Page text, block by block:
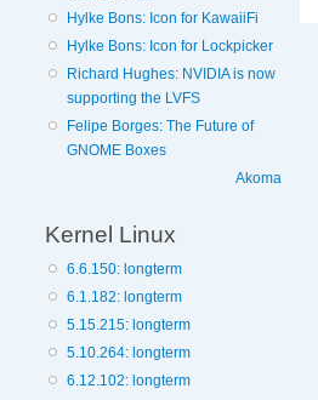
Hylke Bons: Icon for KawaiiFi
Hylke Bons: Icon for Lockpicker
Richard Hughes: NVIDIA is now
supporting the LVFS
Felipe Borges: The Future of
GNOME Boxes
Akoma
Kernel Linux
6.6.150: longterm
6.1.182: longterm
5.15.215: longterm
5.10.264: longterm
6.12.102: longterm